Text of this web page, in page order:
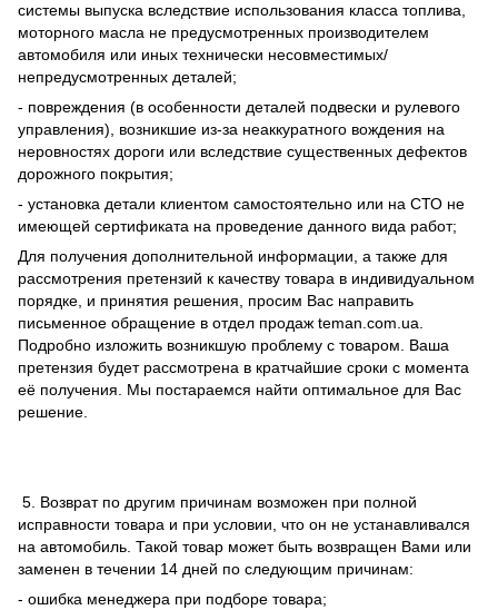
системы выпуска вследствие использования класса топлива,
моторного масла не предусмотренных производителем
автомобиля или иных технически несовместимых/
непредусмотренных деталей;
- повреждения (в особенности деталей подвески и рулевого
управления), возникшие из-за неаккуратного вождения на
неровностях дороги или вследствие существенных дефектов
дорожного покрытия;
- установка детали клиентом самостоятельно или на СТО не
имеющей сертификата на проведение данного вида работ;
Для получения дополнительной информации, а также для
рассмотрения претензий к качеству товара в индивидуальном
порядке, и принятия решения, просим Вас направить
письменное обращение в отдел продаж teman.com.ua.
Подробно изложить возникшую проблему с товаром. Ваша
претензия будет рассмотрена в кратчайшие сроки с момента
её получения. Мы постараемся найти оптимальное для Вас
решение.
5. Возврат по другим причинам возможен при полной
исправности товара и при условии, что он не устанавливался
на автомобиль. Такой товар может быть возвращен Вами или
заменен в течении 14 дней по следующим причинам:
- ошибка менеджера при подборе товара;